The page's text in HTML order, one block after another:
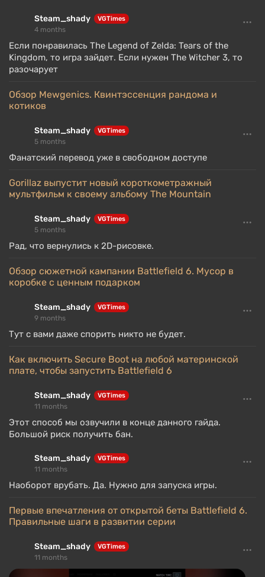
Steam_shady VGTimes
4 months
Если понравилась The Legend of Zelda: Tears of the
Kingdom, то игра зайдет. Если нужен The Witcher 3, то
разочарует
Обзор Mewgenics. Квинтэссенция рандома и
котиков
Steam_shady VGTimes
5 months
Фанатский перевод уже в свободном доступе
Gorillaz выпустит новый короткометражный
мультфильм к своему альбому The Mountain
Steam_shady VGTimes
5 months
Рад, что вернулись к 2D-рисовке.
Обзор сюжетной кампании Battlefield 6. Мусор в
коробке с ценным подарком
Steam_shady VGTimes
9 months
Тут с вами даже спорить никто не будет.
Как включить Secure Boot на любой материнской
плате, чтобы запустить Battlefield 6
Steam_shady VGTimes
11 months
Этот способ мы озвучили в конце данного гайда.
Большой риск получить бан.
Steam_shady VGTimes
11 months
Наоборот врубать. Да. Нужно для запуска игры.
Первые впечатления от открытой беты Battlefield 6.
Правильные шаги в развитии серии
Steam_shady VGTimes
11 months